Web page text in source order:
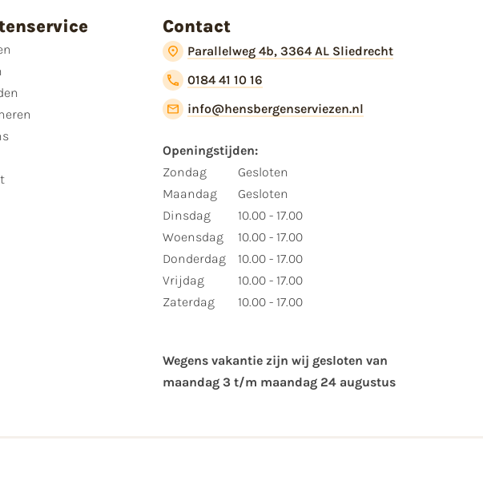
Contact
Parallelweg 4b, 3364 AL Sliedrecht
0184 41 10 16
info@hensbergenserviezen.nl
Openingstijden:
Zondag
Maandag
Dinsdag
Woensdag
Donderdag
Vrijdag
Zaterdag
Gesloten
Gesloten
10.00 - 17.00
10.00 - 17.00
10.00 - 17.00
10.00 - 17.00
10.00 - 17.00
Wegens vakantie zijn wij gesloten van ​
maandag 3 t/m maandag 24 augustus